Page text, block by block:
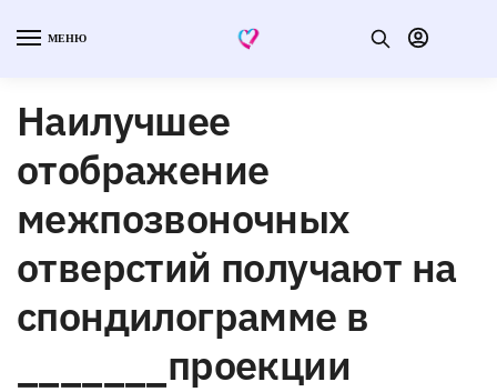
МЕНЮ
Наилучшее
отображение
межпозвоночных
отверстий получают на
спондилограмме в
_______проекции